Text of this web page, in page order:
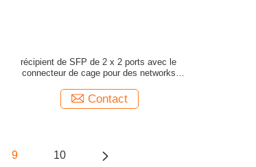
récipient de SFP de 2 x 2 ports avec le
connecteur de cage pour des networks
Contact
9 10